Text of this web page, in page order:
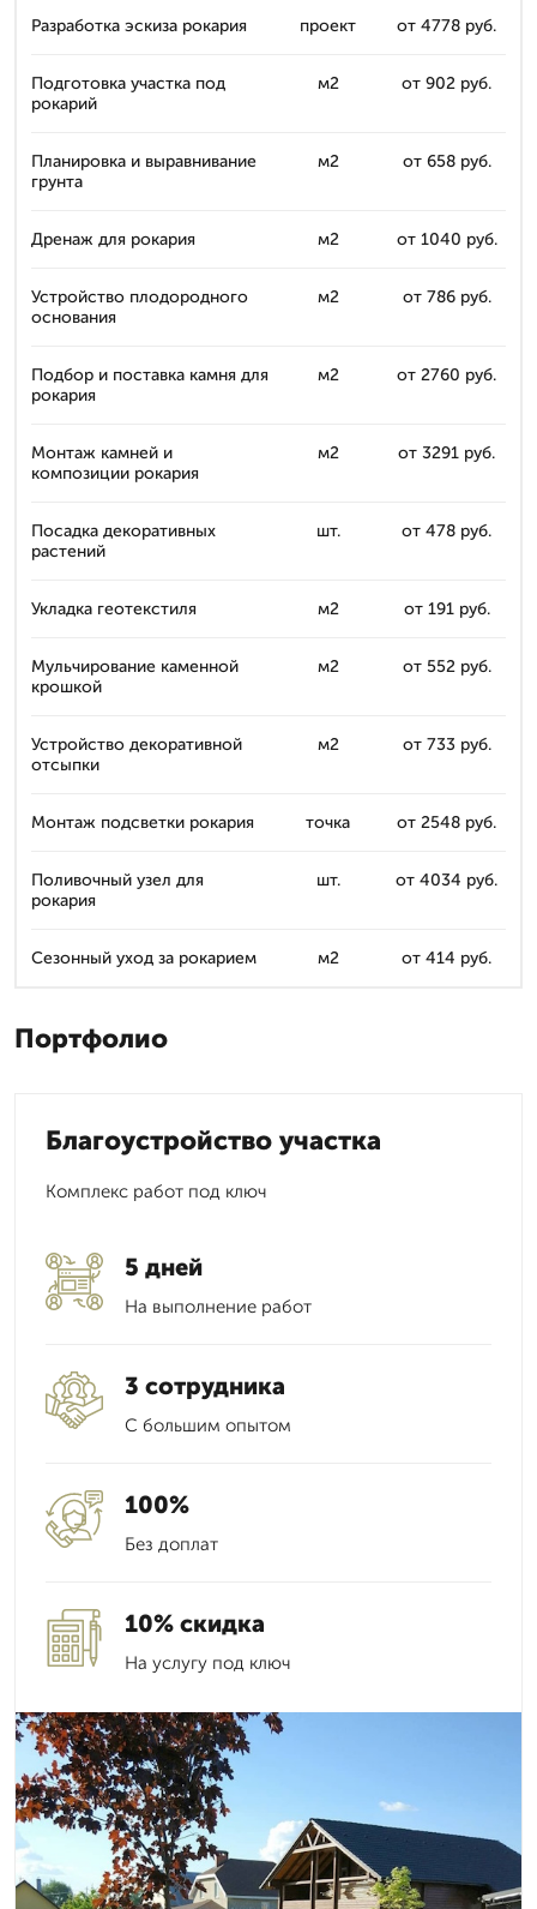
Разработка эскиза рокария проект от 4778 руб.
Подготовка участка под
рокарий
м2 от 902 руб.
Планировка и выравнивание
грунта
м2 от 658 руб.
Дренаж для рокария м2 от 1040 руб.
Устройство плодородного
основания
м2 от 786 руб.
Подбор и поставка камня для
рокария
м2 от 2760 руб.
Монтаж камней и
композиции рокария
м2 от 3291 руб.
Посадка декоративных
растений
шт. от 478 руб.
Укладка геотекстиля м2 от 191 руб.
Мульчирование каменной
крошкой
м2 от 552 руб.
Устройство декоративной
отсыпки
м2 от 733 руб.
Монтаж подсветки рокария точка от 2548 руб.
Поливочный узел для
рокария
шт. от 4034 руб.
Сезонный уход за рокарием м2 от 414 руб.
Портфолио
Благоустройство участка
Комплекс работ под ключ
5 дней
На выполнение работ
3 сотрудника
С большим опытом
100%
Без доплат
10% скидка
На услугу под ключ